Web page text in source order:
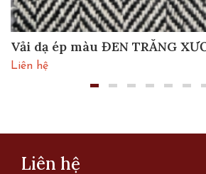
Vải dạ ép màu ĐEN TRẮNG
Liên hệ
Liên hệ